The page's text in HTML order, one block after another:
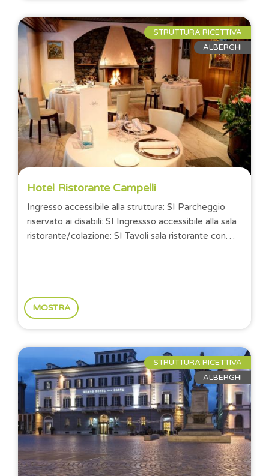
STRUTTURA RICETTIVA
ALBERGHI
Hotel Ristorante Campelli
Ingresso accessibile alla struttura: SI Parcheggio
riservato ai disabili: SI Ingressso accessibile alla sala
ristorante/colazione: SI Tavoli sala ristorante con
MOSTRA
STRUTTURA RICETTIVA
ALBERGHI